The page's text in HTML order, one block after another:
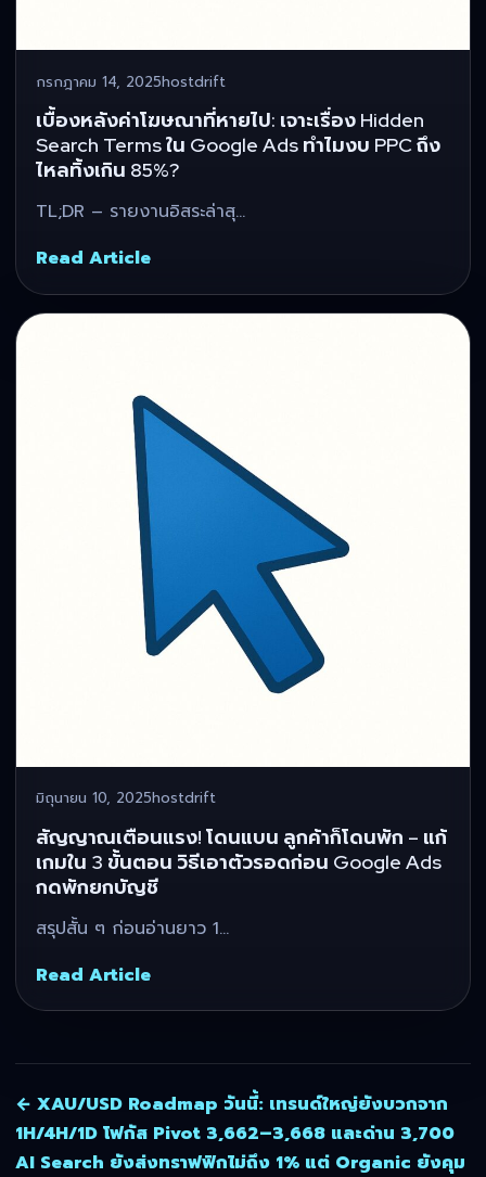
กรกฎาคม 14, 2025hostdrift
เบื้องหลังค่าโฆษณาที่หายไป: เจาะเรื่อง Hidden
Search Terms ใน Google Ads ทำไมงบ PPC ถึง
ไหลทิ้งเกิน 85%?
TL;DR – รายงานอิสระล่าสุ…
Read Article
มิถุนายน 10, 2025hostdrift
สัญญาณเตือนแรง! โดนแบน ลูกค้าก็โดนพัก – แก้
เกมใน 3 ขั้นตอน วิธีเอาตัวรอดก่อน Google Ads
กดพักยกบัญชี
สรุปสั้น ๆ ก่อนอ่านยาว 1…
Read Article
← XAU/USD Roadmap วันนี้: เทรนด์ใหญ่ยังบวกจาก
1H/4H/1D โฟกัส Pivot 3,662–3,668 และด่าน 3,700
AI Search ยังส่งทราฟฟิกไม่ถึง 1% แต่ Organic ยังคุม